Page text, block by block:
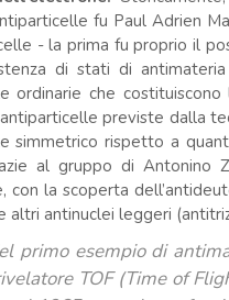
fu Paul Adrien
- la prima fu proprio il
di stati di
ordinarie che
previste dalla
simmetrico rispetto a
al gruppo di Antonino
con la scoperta
altri antinuclei leggeri
primo esempio di
TOF (Time of